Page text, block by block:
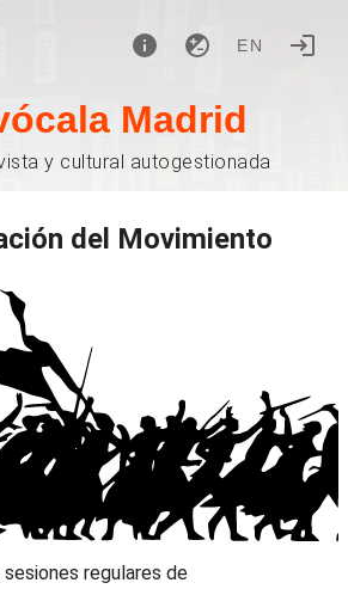
EN
Madrid
y cultural autogestionada
del Movimiento
regulares de